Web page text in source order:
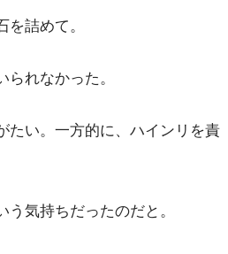
詰めて。
れなかった。
たい。一方的に、ハインリを責
気持ちだったのだと。